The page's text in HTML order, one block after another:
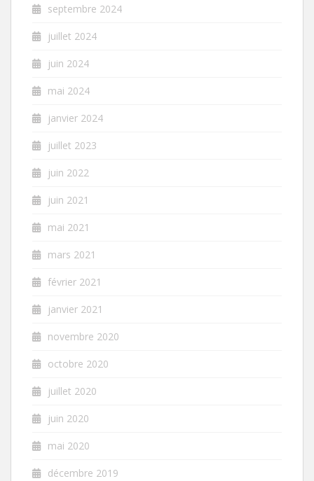
septembre 2024
juillet 2024
juin 2024
mai 2024
janvier 2024
juillet 2023
juin 2022
juin 2021
mai 2021
mars 2021
février 2021
janvier 2021
novembre 2020
octobre 2020
juillet 2020
juin 2020
mai 2020
décembre 2019